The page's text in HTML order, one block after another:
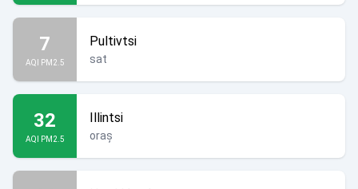
7
AQI PM2.5
Pultivtsi
sat
32
AQI PM2.5
Illintsi
oraș